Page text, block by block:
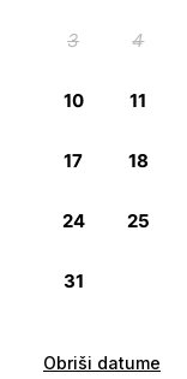
Obriši datume